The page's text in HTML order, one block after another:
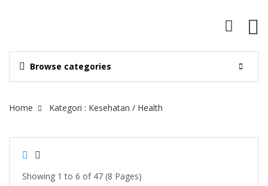
Browse categories
Site Breadcrumb
Home Kategori : Kesehatan / Health
Showing 1 to 6 of 47 (8 Pages)